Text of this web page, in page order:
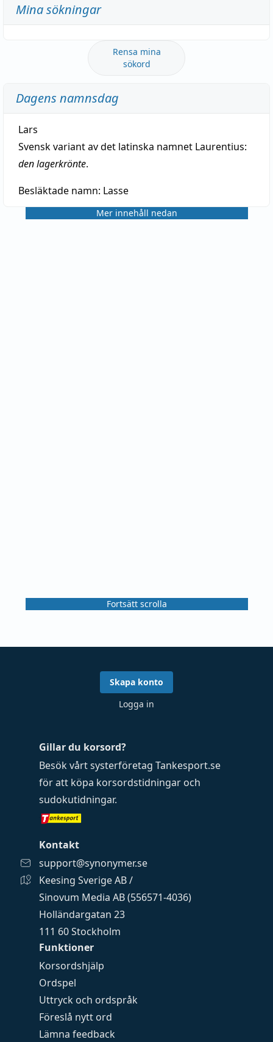
Mina sökningar
Rensa mina
sökord
Dagens namnsdag
Lars
Svensk variant av det latinska namnet Laurentius:
den lagerkrönte.
Besläktade namn: Lasse
Mer innehåll nedan
Fortsätt scrolla
Funktioner
Korsordshjälp
Ordspel
Uttryck och ordspråk
Föreslå nytt ord
Lämna feedback
Gillar du korsord?
Besök vårt systerföretag Tankesport.se
för att köpa korsordstidningar och
sudokutidningar.
Kontakt
support@synonymer.se
Keesing Sverige AB /
Sinovum Media AB (556571-4036)
Holländargatan 23
111 60 Stockholm
Skapa konto
Logga in